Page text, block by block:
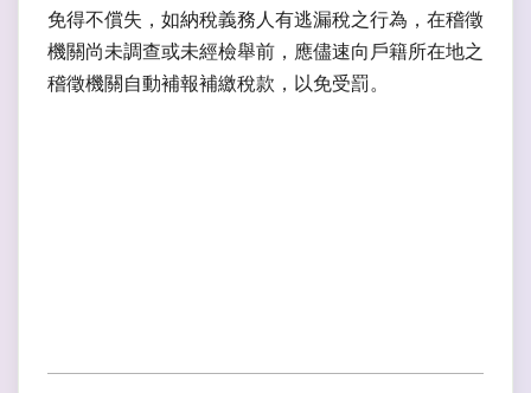
免得不償失，如納稅義務人有逃漏稅之行為，在稽徵
機關尚未調查或未經檢舉前，應儘速向戶籍所在地之
稽徵機關自動補報補繳稅款，以免受罰。